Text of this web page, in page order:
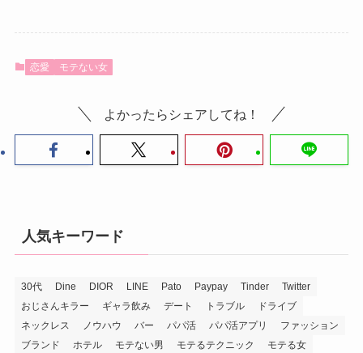
恋愛 モテない女
よかったらシェアしてね！
人気キーワード
30代 Dine DIOR LINE Pato Paypay Tinder
Twitter
おじさんキラー
ギャラ飲み デート トラブル
ドライブ
ネックレス
ノウハウ バー パパ活 パパ活アプリ
ファッション
ブランド
ホテル モテない男 モテるテクニック
モテる女